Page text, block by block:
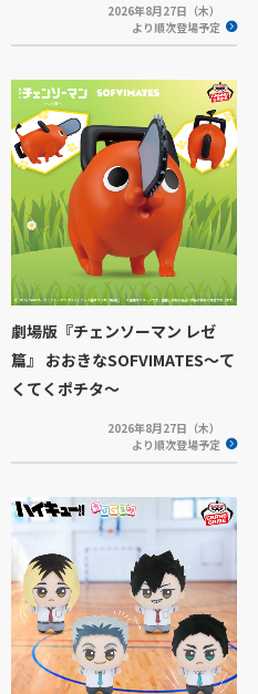
2026年8月27日（木）
より順次登場予定
劇場版『チェンソーマン レゼ
篇』 おおきなSOFVIMATES～て
くてくポチタ～
2026年8月27日（木）
より順次登場予定